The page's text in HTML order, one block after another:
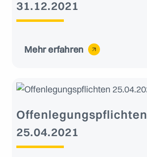
31.12.2021
Mehr erfahren
Offenlegungspflichten
25.04.2021